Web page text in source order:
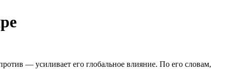
— усиливает его глобальное влияние. По его словам,